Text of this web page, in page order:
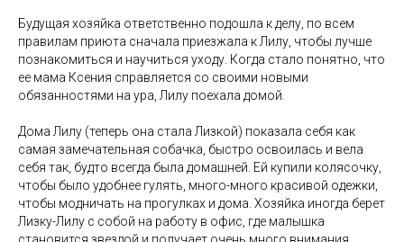
Будущая хозяйка ответственно подошла к делу, по всем
правилам приюта сначала приезжала к Лилу, чтобы лучше
познакомиться и научиться уходу. Когда стало понятно, что
ее мама Ксения справляется со своими новыми
обязанностями на ура, Лилу поехала домой.
Дома Лилу (теперь она стала Лизкой) показала себя как
самая замечательная собачка, быстро освоилась и вела
себя так, будто всегда была домашней. Ей купили колясочку,
чтобы было удобнее гулять, много-много красивой одежки,
чтобы модничать на прогулках и дома. Хозяйка иногда берет
Лизку-Лилу с собой на работу в офис, где малышка